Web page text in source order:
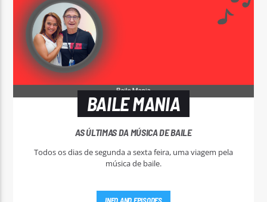
BAILE MANIA
AS ÚLTIMAS DA MÚSICA DE BAILE
Todos os dias de segunda a sexta feira, uma viagem pela
música de baile.